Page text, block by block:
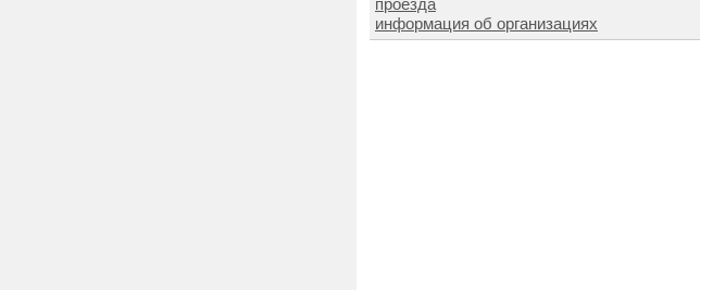
проезда
информация об организациях